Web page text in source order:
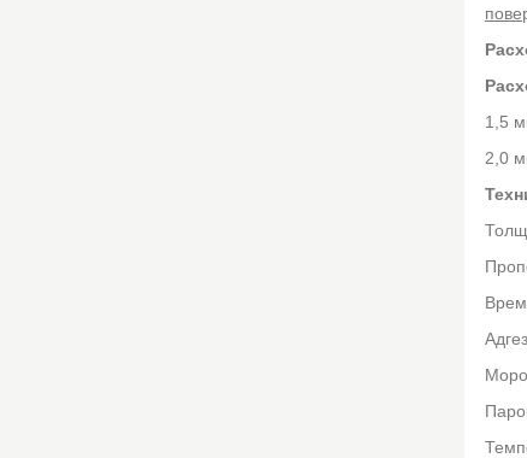
1,5
2,0